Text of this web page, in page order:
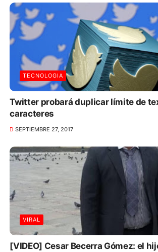
TECNOLOGIA
Twitter probará duplicar límite de
caracteres
SEPTIEMBRE 27, 2017
VIRAL
[VIDEO] Cesar Becerra Gómez: el